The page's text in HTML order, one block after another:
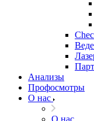
Анализы
Профосмотры
О нас
О нас